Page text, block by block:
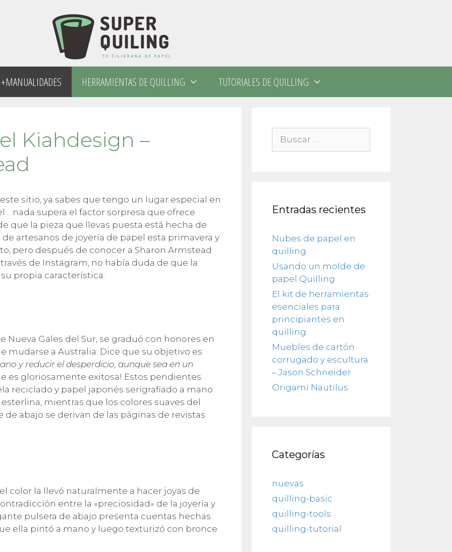
+MANUALIDADES HERRAMIENTAS DE QUILLING TUTORIALES DE QUILLING
Kiahdesign –
sitio, ya sabes que tengo un lugar especial en
nada supera el factor sorpresa que ofrece
que la pieza que llevas puesta está hecha de
artesanos de joyería de papel esta primavera y
pero después de conocer a Sharon Armstead
de Instagram, no había duda de que la
propia característica.
Nueva Gales del Sur, se graduó con honores en
mudarse a Australia. Dice que su objetivo es
y reducir el desperdicio, aunque sea en un
es gloriosamente exitosa! Estos pendientes
reciclado y papel japonés serigrafiado a mano
mientras que los colores suaves del
abajo se derivan de las páginas de revistas
color la llevó naturalmente a hacer joyas de
entre la «preciosidad» de la joyería y
pulsera de abajo presenta cuentas hechas
ella pintó a mano y luego texturizó con bronce
Entradas recientes
Nubes de papel en
quilling
Usando un molde de
papel Quilling
El kit de herramientas
esenciales para
principiantes en
quilling
Muebles de cartón
corrugado y escultura
– Jason Schneider
Origami Nautilus
Categorías
nuevas
quilling-basic
quilling-tools
quilling-tutorial